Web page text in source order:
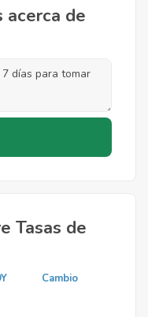
acerca de
Tasas de
Cambio